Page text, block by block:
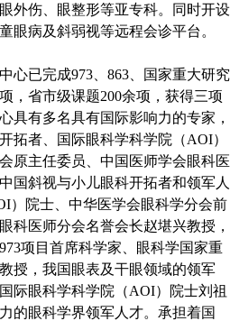
外伤、眼整形等亚专科。同时开设
眼病及斜弱视等远程会诊平台。
已完成973、863、国家重大研究
，省市级课题200余项，获得三项
具有多名具有国际影响力的专家，
拓者、国际眼科学科学院（AOI）
原主任委员、中国医师学会眼科医
国斜视与小儿眼科开拓者和领军人
）院士、中华医学会眼科学分会前
科医师分会名誉会长赵堪兴教授，
项目首席科学家、眼科学国家重
授，我国眼表及干眼领域的领军
际眼科学科学院（AOI）院士刘祖
的眼科学界领军人才。承担着国